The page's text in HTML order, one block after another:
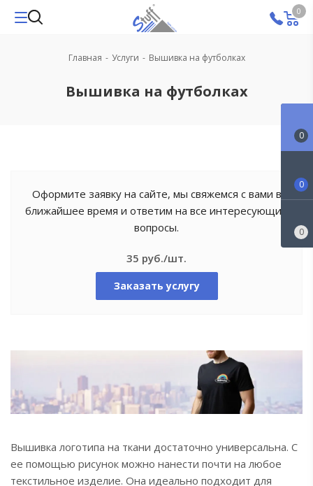
0
Вышивка на футболках
Главная - Услуги - Вышивка на футболках
Оформите заявку на сайте, мы свяжемся с вами в
ближайшее время и ответим на все интересующие
вопросы.
35 руб./шт.
Заказать услугу
Вышивка логотипа на ткани достаточно универсальна. С
ее помощью рисунок можно нанести почти на любое
текстильное изделие. Она идеально подходит для
0
0
0